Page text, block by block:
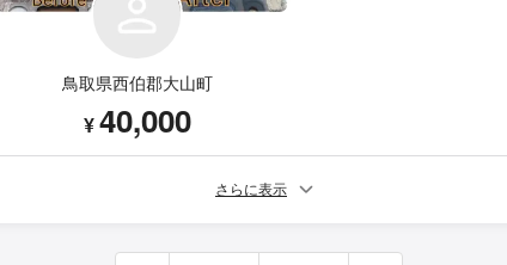
鳥取県西伯郡大山町
¥40,000
さらに表示